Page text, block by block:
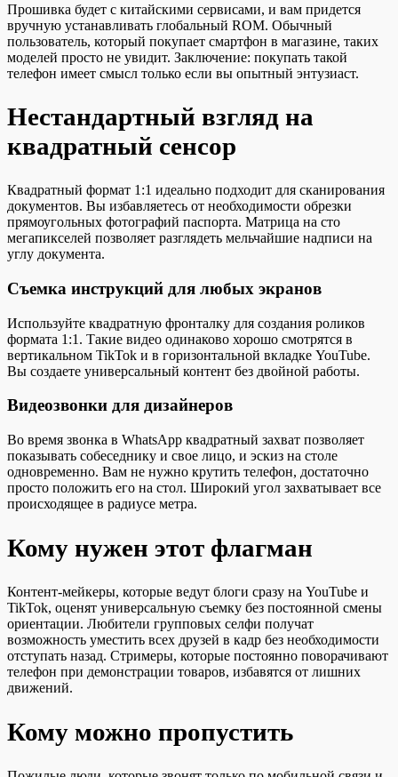
Прошивка будет с китайскими сервисами, и вам придется
вручную устанавливать глобальный ROM. Обычный
пользователь, который покупает смартфон в магазине, таких
моделей просто не увидит. Заключение: покупать такой
телефон имеет смысл только если вы опытный энтузиаст.
Нестандартный взгляд на
квадратный сенсор
Квадратный формат 1:1 идеально подходит для сканирования
документов. Вы избавляетесь от необходимости обрезки
прямоугольных фотографий паспорта. Матрица на сто
мегапикселей позволяет разглядеть мельчайшие надписи на
углу документа.
Съемка инструкций для любых экранов
Используйте квадратную фронталку для создания роликов
формата 1:1. Такие видео одинаково хорошо смотрятся в
вертикальном TikTok и в горизонтальной вкладке YouTube.
Вы создаете универсальный контент без двойной работы.
Видеозвонки для дизайнеров
Во время звонка в WhatsApp квадратный захват позволяет
показывать собеседнику и свое лицо, и эскиз на столе
одновременно. Вам не нужно крутить телефон, достаточно
просто положить его на стол. Широкий угол захватывает все
происходящее в радиусе метра.
Кому нужен этот флагман
Контент-мейкеры, которые ведут блоги сразу на YouTube и
TikTok, оценят универсальную съемку без постоянной смены
ориентации. Любители групповых селфи получат
возможность уместить всех друзей в кадр без необходимости
отступать назад. Стримеры, которые постоянно поворачивают
телефон при демонстрации товаров, избавятся от лишних
движений.
Кому можно пропустить